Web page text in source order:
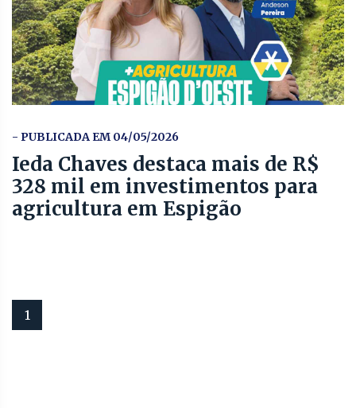
- PUBLICADA EM 04/05/2026
Ieda Chaves destaca mais de R$
328 mil em investimentos para
agricultura em Espigão
1